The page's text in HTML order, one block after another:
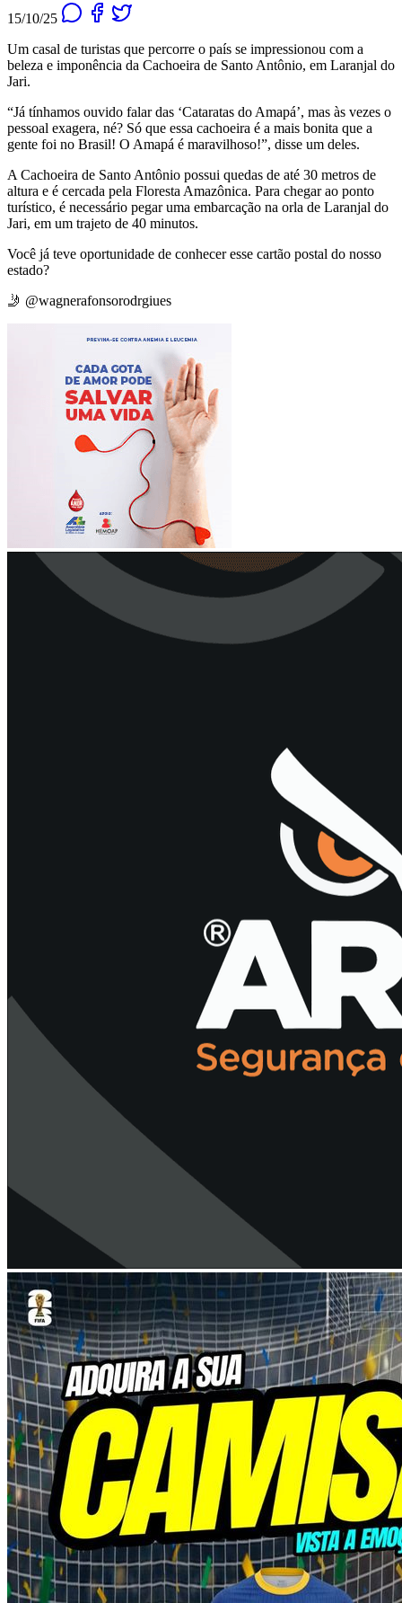
15/10/25
Um casal de turistas que percorre o país se impressionou com a
beleza e imponência da Cachoeira de Santo Antônio, em Laranjal do
Jari.
“Já tínhamos ouvido falar das ‘Cataratas do Amapá’, mas às vezes o
pessoal exagera, né? Só que essa cachoeira é a mais bonita que a
gente foi no Brasil! O Amapá é maravilhoso!”, disse um deles.
A Cachoeira de Santo Antônio possui quedas de até 30 metros de
altura e é cercada pela Floresta Amazônica. Para chegar ao ponto
turístico, é necessário pegar uma embarcação na orla de Laranjal do
Jari, em um trajeto de 40 minutos.
Você já teve oportunidade de conhecer esse cartão postal do nosso
estado?
🤳 @wagnerafonsorodrgiues